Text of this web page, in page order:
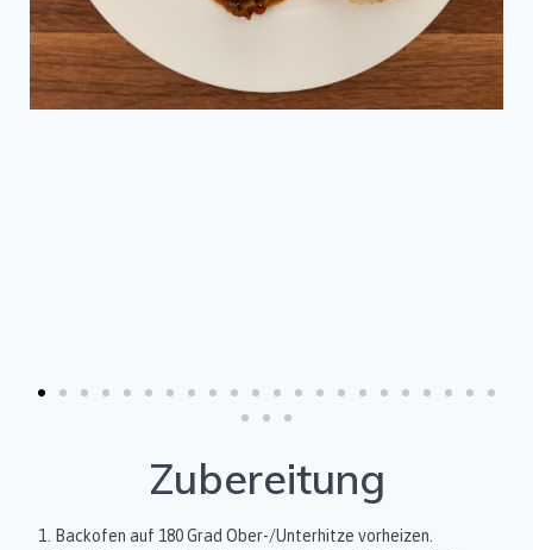
Zubereitung
Backofen auf 180 Grad Ober-/Unterhitze vorheizen.